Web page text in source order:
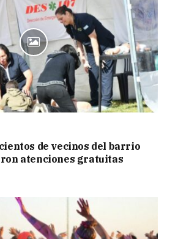
de vecinos del barrio
atenciones gratuitas